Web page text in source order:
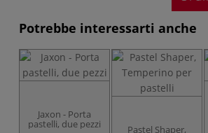
Potrebbe interessarti anche
Jaxon - Porta
pastelli, due pezzi Pastel Shaper,